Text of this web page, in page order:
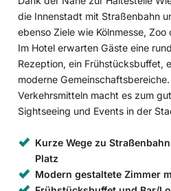
die Innenstadt mit Straßenbahn
ebenso Ziele wie Kölnmesse, Zoo
Im Hotel erwarten Gäste eine
Rezeption, ein Frühstücksbuffet,
moderne
Verkehrsmitteln macht es zum
Sightseeing und Events in der
Kurze Wege zu
Platz
Modern gestaltete Zimmer